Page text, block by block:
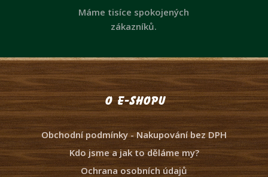
Máme tisíce spokojených
zákazníků.
O e-shopu
Obchodní podmínky - Nakupování bez DPH
Kdo jsme a jak to děláme my?
Ochrana osobních údajů